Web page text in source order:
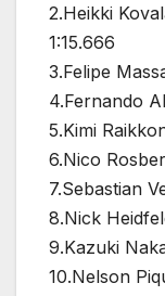
2.Heikki
1:15.666
3.Felipe
4.Fernando
5.Kimi
6.Nico
7.Sebastian
8.Nick
9.Kazuki
10.Nelson